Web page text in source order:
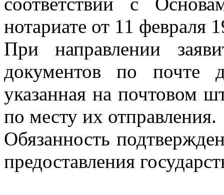
нотариате от 11 февраля
При направлении
документов по почте
указанная на почтовом
по месту их отправления.
Обязанность
предоставления